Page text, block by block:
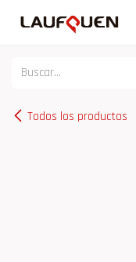
Todos los productos